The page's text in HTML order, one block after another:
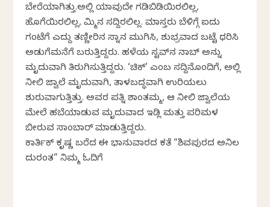
ಬೇರೆಯಾಗಿತ್ತು.ಅಲ್ಲಿ ಯಾವುದೇ ಗಡಿಬಿಡಿಯಿರಲಿಲ್ಲ,
ಹೊಗೆಯಿರಲಿಲ್ಲ, ಕೆಮ್ಮಿನ ಸದ್ದಿರಲಿಲ್ಲ. ಮಾಸ್ತರು ಬೆಳಿಗ್ಗೆ ಐದು
ಗಂಟೆಗೆ ಎದ್ದು ತಣ್ಣೀರಿನ ಸ್ನಾನ ಮುಗಿಸಿ, ಶುಭ್ರವಾದ ಬಟ್ಟೆ ಧರಿಸಿ
ಅಡುಗೆಮನೆಗೆ ಬರುತ್ತಿದ್ದರು. ಹಳೆಯ ಸ್ಟವ್‌ನ ನಾಬ್ ಅನ್ನು
ಮೃದುವಾಗಿ ತಿರುಗಿಸುತ್ತಿದ್ದರು. ‘ಚಿಕ್’ ಎಂಬ ಸದ್ದಿನೊಂದಿಗೆ, ಅಲ್ಲಿ
ನೀಲಿ ಜ್ವಾಲೆ ಮೃದುವಾಗಿ, ತಾಳಬದ್ಧವಾಗಿ ಉರಿಯಲು
ಶುರುವಾಗುತ್ತಿತ್ತು. ಅವರ ಪತ್ನಿ ಶಾಂತಮ್ಮ, ಆ ನೀಲಿ ಜ್ವಾಲೆಯ
ಮೇಲೆ ಹಬೆಯಾಡುವ ಮೃದುವಾದ ಇಡ್ಲಿ ಮತ್ತು ಪರಿಮಳ
ಬೀರುವ ಸಾಂಬಾರ್ ಮಾಡುತ್ತಿದ್ದರು.
ಕಾರ್ತಿಕ್ ಕೃಷ್ಣ ಬರೆದ ಈ ಭಾನುವಾರದ ಕತೆ “ಶಿವಪುರದ ಅನಿಲ
ದುರಂತ” ನಿಮ್ಮ ಓದಿಗೆ